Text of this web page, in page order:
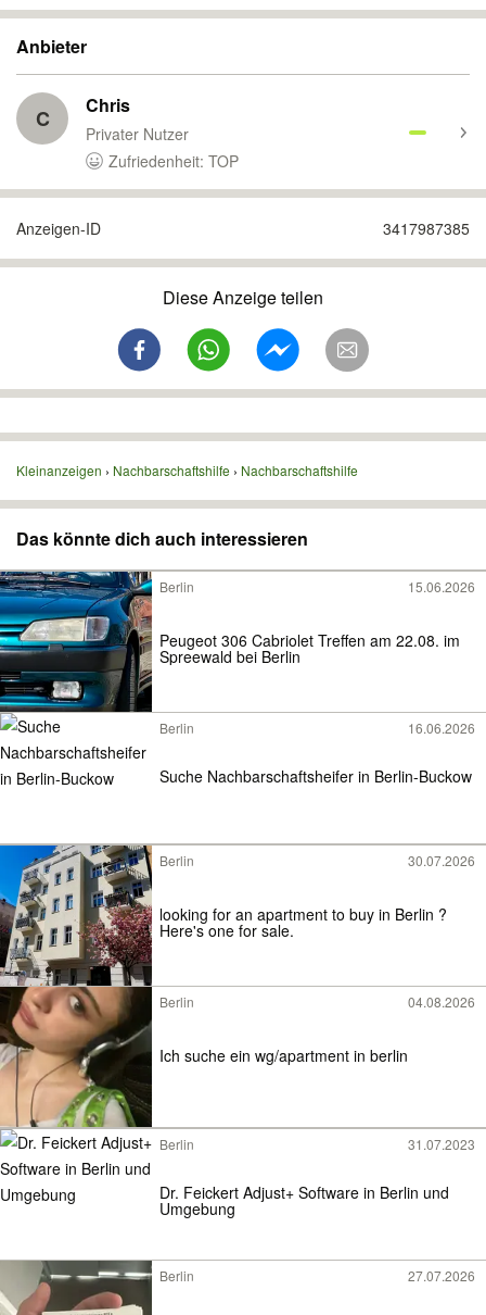
Anbieter
C Chris
Privater Nutzer
Zufriedenheit: TOP
Anzeigen-ID 3417987385
Diese Anzeige teilen
Kleinanzeigen Nachbarschaftshilfe Nachbarschaftshilfe
Das könnte dich auch interessieren
Berlin 15.06.2026
Peugeot 306 Cabriolet Treffen am 22.08. im
Spreewald bei Berlin
Berlin 16.06.2026
Suche Nachbarschaftsheifer in Berlin-Buckow
Berlin 30.07.2026
looking for an apartment to buy in Berlin ?
Here's one for sale.
Berlin 04.08.2026
Ich suche ein wg/apartment in berlin
Berlin 31.07.2023
Dr. Feickert Adjust+ Software in Berlin und
Umgebung
Berlin 27.07.2026